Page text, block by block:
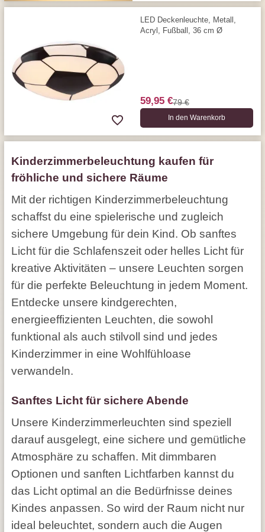
LED Deckenleuchte, Metall,
Acryl, Fußball, 36 cm Ø
59,95 €79 €
In den Warenkorb
Kinderzimmerbeleuchtung kaufen für
fröhliche und sichere Räume
Mit der richtigen Kinderzimmerbeleuchtung
schaffst du eine spielerische und zugleich
sichere Umgebung für dein Kind. Ob sanftes
Licht für die Schlafenszeit oder helles Licht für
kreative Aktivitäten – unsere Leuchten sorgen
für die perfekte Beleuchtung in jedem Moment.
Entdecke unsere kindgerechten,
energieeffizienten Leuchten, die sowohl
funktional als auch stilvoll sind und jedes
Kinderzimmer in eine Wohlfühloase
verwandeln.
Sanftes Licht für sichere Abende
Unsere Kinderzimmerleuchten sind speziell
darauf ausgelegt, eine sichere und gemütliche
Atmosphäre zu schaffen. Mit dimmbaren
Optionen und sanften Lichtfarben kannst du
das Licht optimal an die Bedürfnisse deines
Kindes anpassen. So wird der Raum nicht nur
ideal beleuchtet, sondern auch die Augen